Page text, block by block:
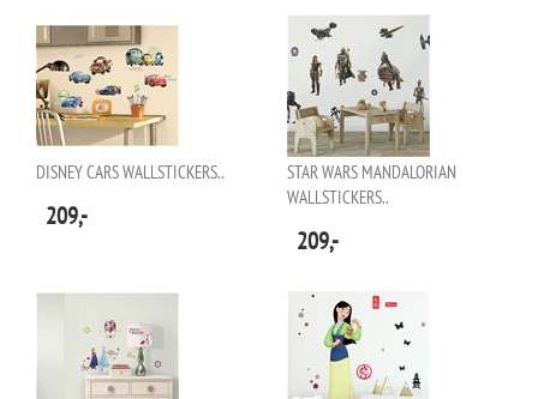
DISNEY CARS WALLSTICKERS..
209,-
STAR WARS MANDALORIAN
WALLSTICKERS..
209,-